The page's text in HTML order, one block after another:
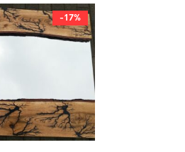
-17%